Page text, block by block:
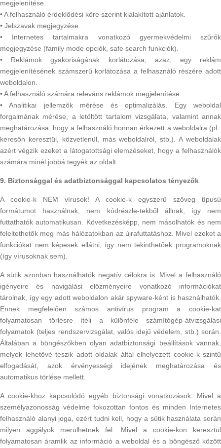
megjelenítése.
• A felhasználó érdeklődési köre szerint kialakított ajánlatok.
• Jelszavak megjegyzése.
• Internetes tartalmakra vonatkozó gyermekvédelmi szűrők
megjegyzése (family mode opciók, safe search funkciók).
• Reklámok gyakoriságának korlátozása; azaz, egy reklám
megjelenítésének számszerű korlátozása a felhasználó részére adott
weboldalon.
• A felhasználó számára releváns reklámok megjelenítése.
• Analitikai jellemzők mérése és optimalizálás. Egy weboldal
forgalmának mérése, a letöltött tartalom vizsgálata, valamint annak
meghatározása, hogy a felhasználó honnan érkezett a weboldalra (pl.:
keresőn keresztül, közvetlenül, más weboldalról, stb.). A weboldalak
azért végzik ezeket a látogatottsági elemzéseket, hogy a felhasználók
számára minél jobbá tegyék az oldalt.
9. Biztonsággal és adatbiztonsággal kapcsolatos tényezők
A cookie-k NEM vírusok! A cookie-k egyszerű szöveg típusú
formátumot használnak, nem kódrészle-tekből állnak, így nem
futtathatók automatikusan. Következésképp, nem másolhatók és nem
feleltethetők meg más hálózatokban az újrafuttatáshoz. Mivel ezeket a
funkciókat nem képesek ellátni, így nem tekinthetőek programoknak
(így vírusoknak sem).
A sütik azonban használhatók negatív célokra is. Mivel a felhasználó
igényeire és navigálási előzményeire vonatkozó információkat
tárolnak, így egy adott weboldalon akár spyware-ként is használhatók.
Ennek megfelelően számos antivírus program a cookie-kat
folyamatosan törlésre ítéli a különféle számítógép-átvizsgálási
folyamatok (teljes rendszervizsgálat, valós idejű védelem, stb.) során.
Általában a böngészőkben olyan adatbiztonsági beállítások vannak,
melyek lehetővé teszik adott oldalak által elhelyezett cookie-k szintű
elfogadását, azok érvényességi idejének meghatározása és
automatikus törlése mellett.
A cookie-khoz kapcsolódó egyéb biztonsági vonatkozások: Mivel a
személyazonosság védelme fokozottan fontos és minden Internetes
felhasználó alanyi joga, ezért tudni kell, hogy a sütik használata során
milyen aggályok merülhetnek fel. Mivel a cookie-kon keresztül
folyamatosan áramlik az információ a weboldal és a böngésző között